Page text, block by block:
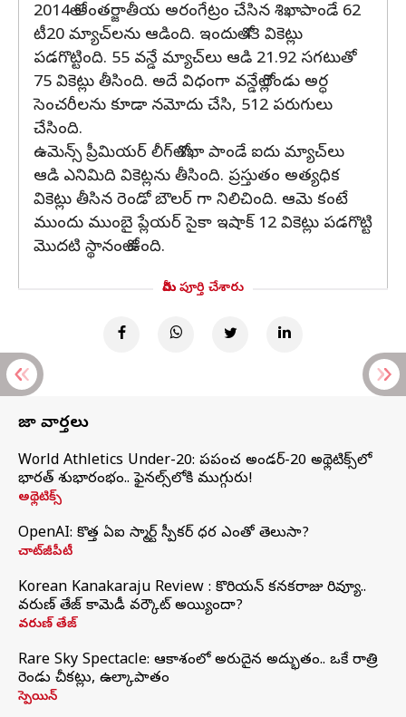
2014లో అంతర్జాతీయ అరంగేట్రం చేసిన శిఖాపాండే 62
టీ20 మ్యాచ్‌లను ఆడింది. ఇందులో 43 వికెట్లు
పడగొట్టింది. 55 వన్డే మ్యాచ్‌లు ఆడి 21.92 సగటుతో
75 వికెట్లు తీసింది. అదే విధంగా వన్డేల్లో రెండు అర్ధ
సెంచరీలను కూడా నమోదు చేసి, 512 పరుగులు
చేసింది.
ఉమెన్స్ ప్రీమియర్ లీగ్‌లో శిఖా పాండే ఐదు మ్యాచ్‌లు
ఆడి ఎనిమిది వికెట్లను తీసింది. ప్రస్తుతం అత్యధిక
వికెట్లు తీసిన రెండో బౌలర్ గా నిలిచింది. ఆమె కంటే
ముందు ముంబై ప్లేయర్ సైకా ఇషాక్ 12 వికెట్లు పడగొట్టి
మొదటి స్థానంలో ఉంది.
మీరు పూర్తి చేశారు
తాజా వార్తలు
World Athletics Under-20: ప్రపంచ అండర్-20 అథ్లెటిక్స్‌లో
భారత్‌ శుభారంభం.. ఫైనల్స్‌లోకి ముగ్గురు!
అథ్లెటిక్స్
OpenAI: కొత్త ఏఐ స్మార్ట్ స్పీకర్ ధర ఎంతో తెలుసా?
చాట్‌జీపీటీ
Korean Kanakaraju Review : కొరియన్ కనకరాజు రివ్యూ..
వరుణ్ తేజ్ కామెడీ వర్కౌట్ అయ్యిందా?
వరుణ్ తేజ్
Rare Sky Spectacle: ఆకాశంలో అరుదైన అద్భుతం.. ఒకే రాత్రి
రెండు చీకట్లు, ఉల్కాపాతం
స్పెయిన్